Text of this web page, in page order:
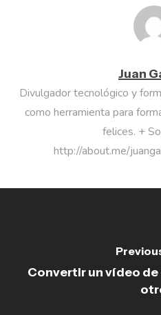
Juan
Divulgador tecnológico y
como herramienta para
felices. +
http://about.me/
Convertir un vídeo